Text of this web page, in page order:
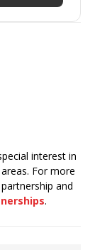
interest in
For more
and
.